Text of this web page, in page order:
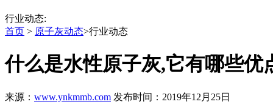
行业动态:
首页 > 原子灰动态>行业动态
什么是水性原子灰,它有哪些优
来源： www.ynkmmb.com 发布时间：2019年12月25日